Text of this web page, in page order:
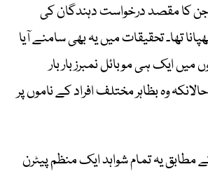
کا مقصد درخواست دہندگان کی
تھا۔ تحقیقات میں یہ بھی سامنے آیا
ایک ہی موبائل نمبرز بار بار
وہ بظاہر مختلف افراد کے ناموں پر
یہ تمام شواہد ایک منظم پیٹرن